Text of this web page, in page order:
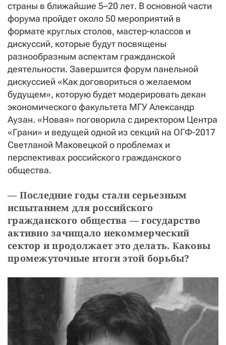
страны в ближайшие 5–20 лет. В основной части
форума пройдет около 50 мероприятий в
формате круглых столов, мастер-классов и
дискуссий, которые будут посвящены
разнообразным аспектам гражданской
деятельности. Завершится форум панельной
дискуссией «Как договориться о желаемом
будущем», которую будет модерировать декан
экономического факультета МГУ Александр
Аузан. «Новая» поговорила с директором Центра
«Грани» и ведущей одной из секций на ОГФ-2017
Светланой Маковецкой о проблемах и
перспективах российского гражданского
общества.
— Последние годы стали серьезным
испытанием для российского
гражданского общества — государство
активно зачищало некоммерческий
сектор и продолжает это делать. Каковы
промежуточные итоги этой борьбы?